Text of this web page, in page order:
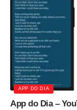
APP DO DIA
App do Dia –